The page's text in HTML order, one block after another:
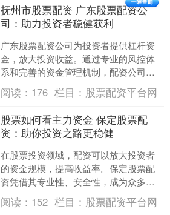
抚州市股票配资 广东股票配资公
司：助力投资者稳健获利
广东股票配资公司为投资者提供杠杆资
金，放大投资收益。通过专业的风控体
系和完善的资金管理机制，配资公司帮
助投资者规避风险，实现稳健获利。 免
费配资炒股无需抵押或担....
阅读： 176 栏目： 股票配资平台网
股票如何看主力资金 保定股票配
资：助你投资之路更稳健
在股票投资领域，配资可以放大投资者
的资金规模，提高收益率。保定股票配
资凭借其专业性、安全性，成为众多投
资者信赖的选择。 股票配资是一种杠杆
投资策略，它允许投资者....
阅读： 152 栏目： 股票配资平台网